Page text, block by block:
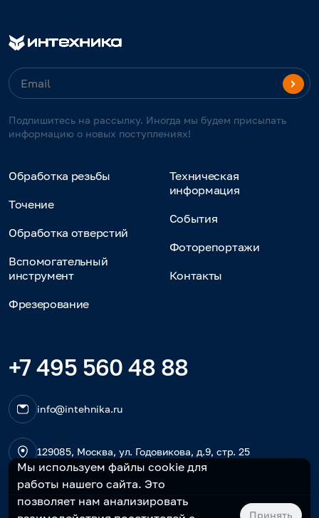
Мы используем файлы cookie для
работы нашего сайта. Это
позволяет нам анализировать
Принять
Подпишитесь на рассылку. Иногда мы будем присылать
информацию о новых поступлениях!
Обработка резьбы
Точение
Обработка отверстий
Вспомогательный
инструмент
Фрезерование
Техническая
информация
События
Фоторепортажи
Контакты
+7 495 560 48 88
info@intehnika.ru
129085, Москва, ул. Годовикова, д.9, стр. 25